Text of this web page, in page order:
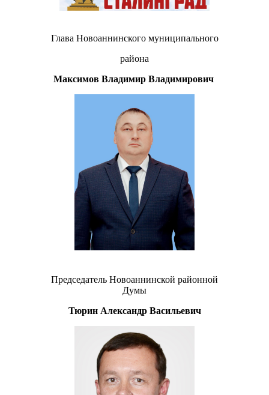
Глава Новоаннинского муниципального
района
Максимов Владимир Владимирович
Председатель Новоаннинской районной
Думы
Тюрин Александр Васильевич